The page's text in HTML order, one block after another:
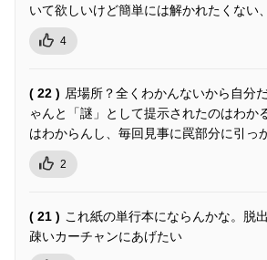
いて欲しいけど簡単には解かれたくない
4
( 22 ) 居場所？全くわかんないから自分
ゃんと「謎」として提示されたのはわか
はわからんし、毎回見事に罠部分に引っ
2
( 21 ) これ紙の単行本にならんかな。脱
疎いカーチャンにあげたい